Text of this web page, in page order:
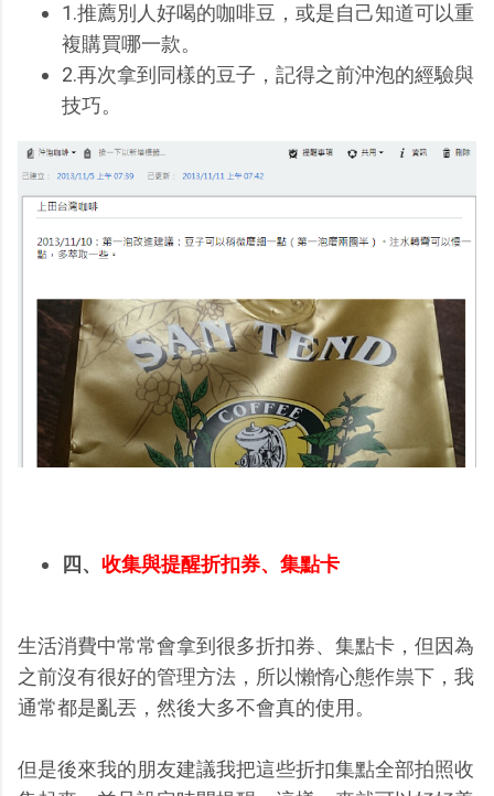
1.推薦別人好喝的咖啡豆，或是自己知道可以重
複購買哪一款。
2.再次拿到同樣的豆子，記得之前沖泡的經驗與
技巧。
四、 收集與提醒折扣券、集點卡
生活消費中常常會拿到很多折扣券、集點卡，但因為
之前沒有很好的管理方法，所以懶惰心態作祟下，我
通常都是亂丟，然後大多不會真的使用。
但是後來我的朋友建議我把這些折扣集點全部拍照收